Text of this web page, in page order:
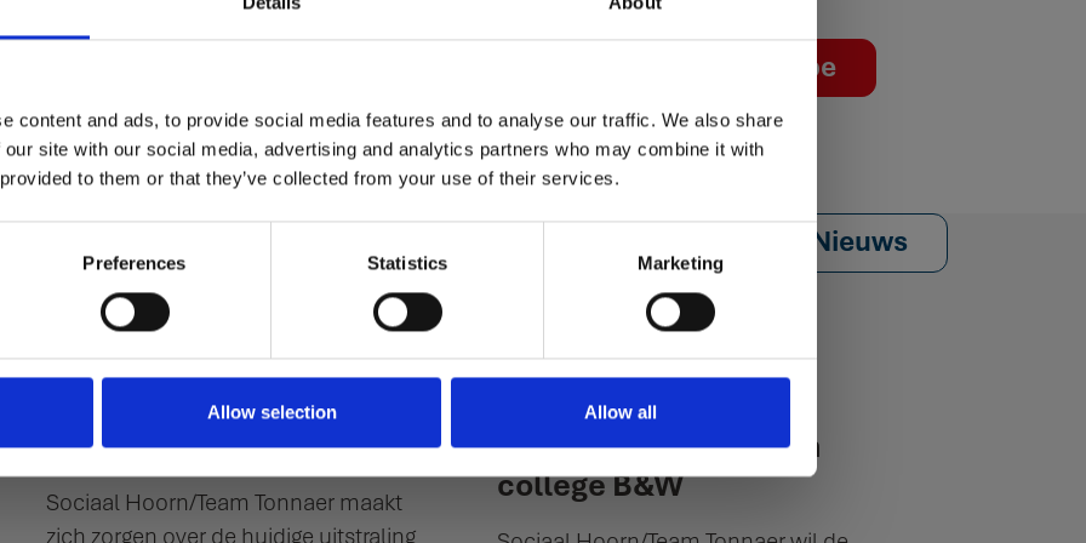
content and ads, to provide social media features and to analyse our traffic. We also share
site with our social media, advertising and analytics partners who may combine it with
to them or that they’ve collected from your use of their services.
Preferences Statistics Marketing
Allow selection Allow all
Ontdek ons op YouTube
Nieuws
08-05-2026
Artikel 36-vragen gevel
Westfries Museum
Sociaal Hoorn/Team Tonnaer maakt
zich zorgen over de huidige uitstraling
04-05-2026
Herbouw watertoren
Hoorn krijgt steun van
college B&W